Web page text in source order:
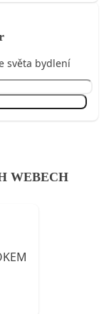
světa bydlení
WEBECH